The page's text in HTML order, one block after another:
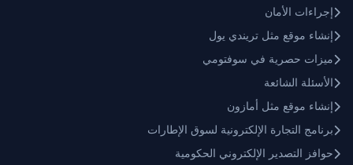
إجراءات الأمان
إنشاء موقع مثل تريندي يول
ميزات حصرية في سوفتومي
الأسئلة الشائعة
إنشاء موقع مثل أمازون
برنامج التجارة الإلكترونية لسوق الإطارات
حوافز التصدير الإلكتروني الحكومية